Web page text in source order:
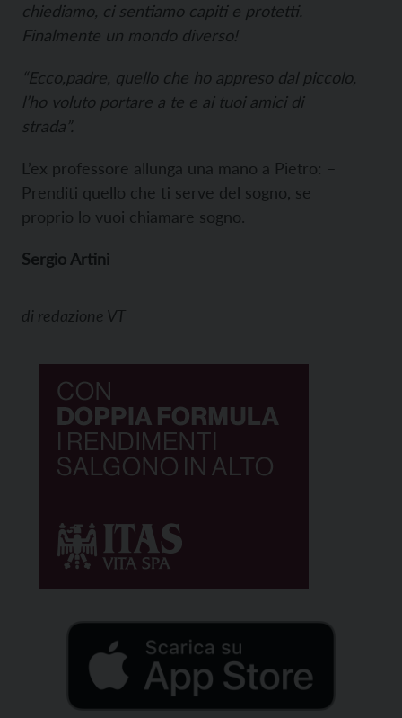
chiediamo, ci sentiamo capiti e protetti.
Finalmente un mondo diverso!
“Ecco,padre, quello che ho appreso dal piccolo,
l’ho voluto portare a te e ai tuoi amici di
strada”.
L’ex professore allunga una mano a Pietro: –
Prenditi quello che ti serve del sogno, se
proprio lo vuoi chiamare sogno.
Sergio Artini
di redazione VT